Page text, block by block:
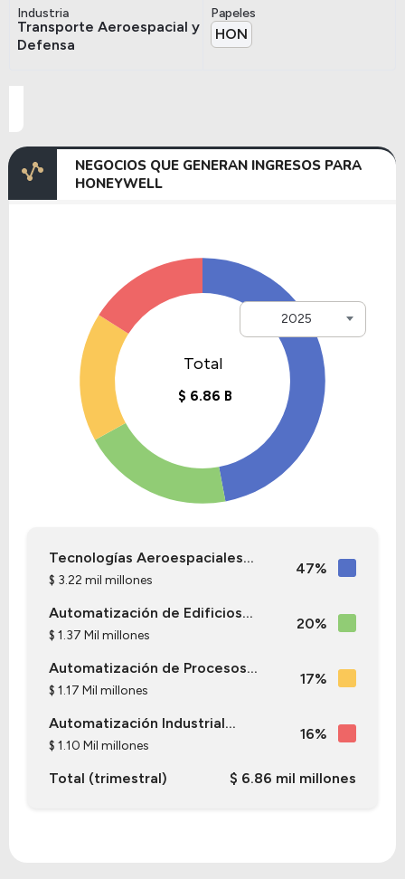
Industria
Transporte Aeroespacial y
Defensa
Papeles
HON
NEGOCIOS QUE GENERAN INGRESOS PARA
HONEYWELL
2025
Tecnologías Aeroespaciales...
$ 3.22 mil millones
47%
Automatización de Edificios...
$ 1.37 Mil millones
20%
Automatización de Procesos...
$ 1.17 Mil millones
17%
Automatización Industrial...
$ 1.10 Mil millones
16%
Total (trimestral) $ 6.86 mil millones